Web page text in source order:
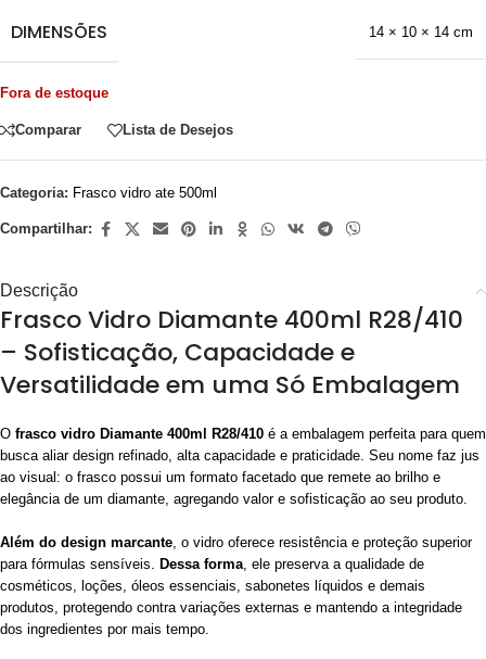
DIMENSÕES 14 × 10 × 14 cm
Fora de estoque
Comparar Lista de Desejos
Categoria: Frasco vidro ate 500ml
Compartilhar:
Descrição
Frasco Vidro Diamante 400ml R28/410
– Sofisticação, Capacidade e
Versatilidade em uma Só Embalagem
O frasco vidro Diamante 400ml R28/410 é a embalagem perfeita para quem
busca aliar design refinado, alta capacidade e praticidade. Seu nome faz jus
ao visual: o frasco possui um formato facetado que remete ao brilho e
elegância de um diamante, agregando valor e sofisticação ao seu produto.
Além do design marcante , o vidro oferece resistência e proteção superior
para fórmulas sensíveis. Dessa forma , ele preserva a qualidade de
cosméticos, loções, óleos essenciais, sabonetes líquidos e demais
produtos, protegendo contra variações externas e mantendo a integridade
dos ingredientes por mais tempo.